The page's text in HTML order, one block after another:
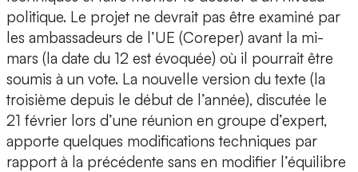
politique. Le projet ne devrait pas être examiné par
les ambassadeurs de l’UE (Coreper) avant la mi-
mars (la date du 12 est évoquée) où il pourrait être
soumis à un vote. La nouvelle version du texte (la
troisième depuis le début de l’année), discutée le
21 février lors d’une réunion en groupe d’expert,
apporte quelques modifications techniques par
rapport à la précédente sans en modifier l’équilibre